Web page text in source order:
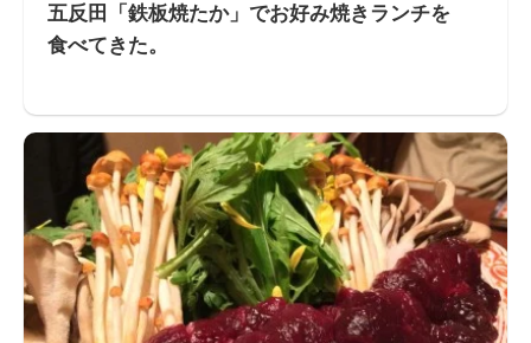
五反田「鉄板焼たか」でお好み焼きランチを
食べてきた。